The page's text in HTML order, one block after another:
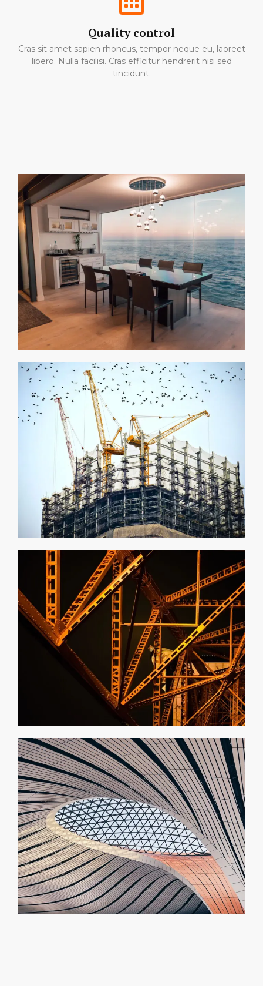
Quality control
Cras sit amet sapien rhoncus, tempor neque eu, laoreet
libero. Nulla facilisi. Cras efficitur hendrerit nisi sed
tincidunt.